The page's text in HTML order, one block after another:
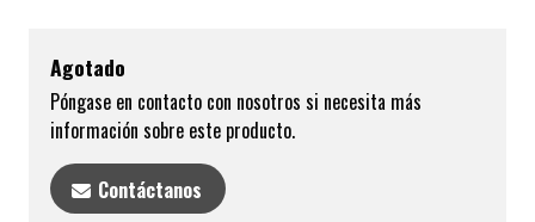
Agotado
Póngase en contacto con nosotros si necesita más
información sobre este producto.
Contáctanos